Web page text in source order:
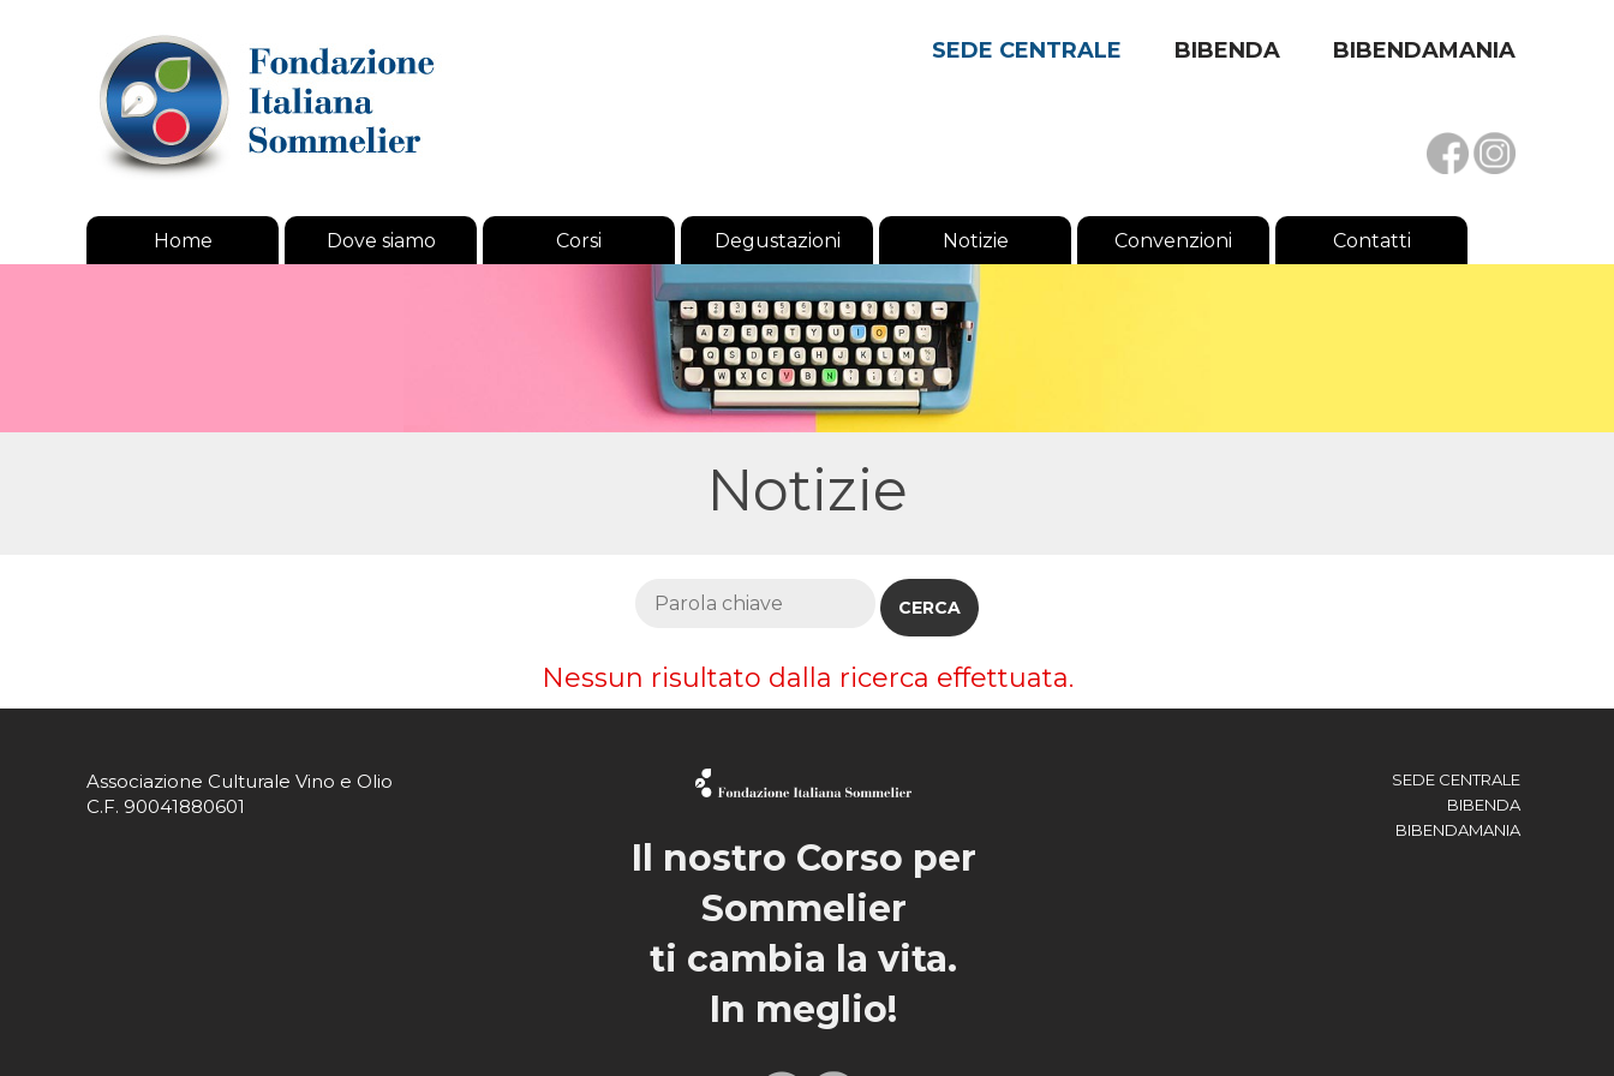
Home Dove siamo Corsi Degustazioni Notizie Convenzioni Contatti
SEDE CENTRALE BIBENDA BIBENDAMANIA
Notizie
Nessun risultato dalla ricerca effettuata.
Associazione Culturale Vino e Olio
C.F. 90041880601
Il nostro Corso per
Sommelier
ti cambia la vita.
In meglio!
SEDE CENTRALE
BIBENDA
BIBENDAMANIA